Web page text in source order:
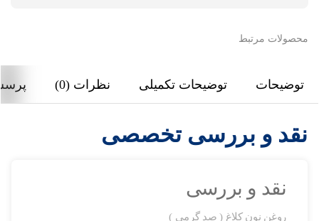
محصولات مرتبط
توضیحات توضیحات تکمیلی نظرات (0)
نقد و بررسی تخصصی
نقد و بررسی
روغن نون کلاغ ( صد گرمی )